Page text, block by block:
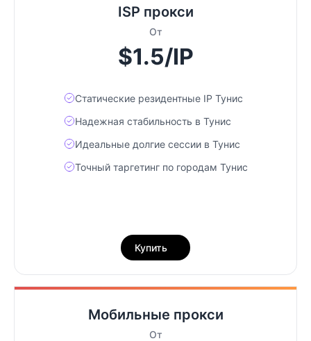
ISP прокси
От
$1.5/IP
Статические резидентные IP Тунис
Надежная стабильность в Тунис
Идеальные долгие сессии в Тунис
Точный таргетинг по городам Тунис
Купить
Мобильные прокси
От